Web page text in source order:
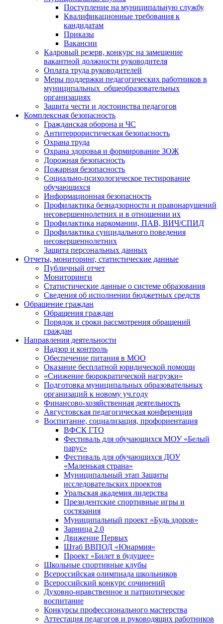
Поступление на муниципальную службу
Квалификационные требования к
кандидатам
Приказы
Вакансии
Кадровый резерв, конкурс на замещение
вакантной должности руководителя
Оплата труда руководителей
Меры поддержки педагогических работников в
муниципальных общеобразовательных
организациях
Защита чести и достоинства педагогов
Комплексная безопасность
Гражданская оборона и ЧС
Антитеррористическая безопасность
Охрана труда
Охрана здоровья и формирование ЗОЖ
Дорожная безопасность
Пожарная безопасность
Социально-психологическое тестирование
обучающихся
Информационная безопасность
Профилактика безнадзорности и правонарушений
несовершеннолетних и в отношении их
Профилактика наркомании, ПАВ, ВИЧ/СПИД
Профилактика суицидального поведения
несовершеннолетних
Защита персональных данных
Отчеты, мониторинг, статистические данные
Публичный отчет
Мониторинги
Статистические данные о системе образования
Сведения об исполнении бюджетных средств
Обращение граждан
Обращения граждан
Порядок и сроки рассмотрения обращений
граждан
Направления деятельности
Надзор и контроль
Обеспечение питания в МОО
Оказание бесплатной юридической помощи
«Снижение бюрократической нагрузки»
Подготовка муниципальных образовательных
организаций к новому уч.году
Финансово-хозяйственная деятельность
Августовская педагогическая конференция
Воспитание, социализация, профориентация
ВФСК ГТО
Фестиваль для обучающихся МОУ «Белый
парус»
Фестиваль для обучающихся ДОУ
«Маленькая страна»
Муниципальный этап Защиты
исследовательских проектов
Уральская академия лидерства
Президентские спортивные игры и
состязания
Муниципальный проект «Будь здоров»
Зарница 2.0
Движение Первых
Штаб ВВПОД «Юнармия»
Проект «Билет в будущее»
Школьные спортивные клубы
Всероссийская олимпиада школьников
Всероссийский конкурс сочинений
Духовно-нравственное и патриотическое
воспитание
Конкурсы профессионального мастерства
Аттестация педагогов и руководящих работников